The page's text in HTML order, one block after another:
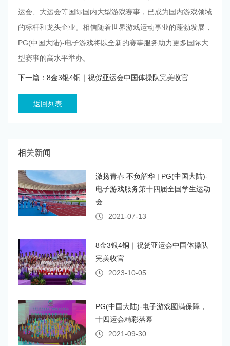
运会、大运会等国际国内大型游戏赛事，已成为国内游戏领域
的标杆和龙头企业。相信随着世界游戏运动事业的蓬勃发展，
PG(中国大陆)-电子游戏将以全新的赛事服务助力更多国际大
型赛事的高水平举办。
下一篇：8金3银4铜｜祝贺亚运会中国体操队完美收官
返回列表
相关新闻
激扬青春 不负韶华 | PG(中国大陆)-
电子游戏服务第十四届全国学生运动
会
2021-07-13
8金3银4铜｜祝贺亚运会中国体操队
完美收官
2023-10-05
PG(中国大陆)-电子游戏圆满保障，
十四运会精彩落幕
2021-09-30